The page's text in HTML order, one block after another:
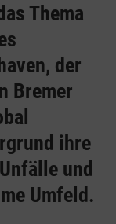
Thema
der
Bremer
ihre
und
Umfeld.